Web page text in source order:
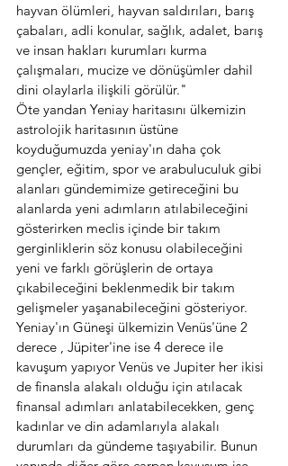
hayvan ölümleri, hayvan saldırıları, barış
çabaları, adli konular, sağlık, adalet, barış
ve insan hakları kurumları kurma
çalışmaları, mucize ve dönüşümler dahil
dini olaylarla ilişkili görülür."
Öte yandan Yeniay haritasını ülkemizin
astrolojik haritasının üstüne
koyduğumuzda yeniay'ın daha çok
gençler, eğitim, spor ve arabuluculuk gibi
alanları gündemimize getireceğini bu
alanlarda yeni adımların atılabileceğini
gösterirken meclis içinde bir takım
gerginliklerin söz konusu olabileceğini
yeni ve farklı görüşlerin de ortaya
çıkabileceğini beklenmedik bir takım
gelişmeler yaşanabileceğini gösteriyor.
Yeniay'ın Güneşi ülkemizin Venüs'üne 2
derece , Jüpiter'ine ise 4 derece ile
kavuşum yapıyor Venüs ve Jupiter her ikisi
de finansla alakalı olduğu için atılacak
finansal adımları anlatabilecekken, genç
kadınlar ve din adamlarıyla alakalı
durumları da gündeme taşıyabilir. Bunun